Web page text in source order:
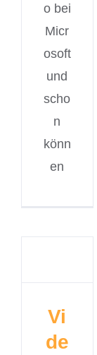
o bei
Micr
osoft
und
scho
n
könn
en
Vi
de